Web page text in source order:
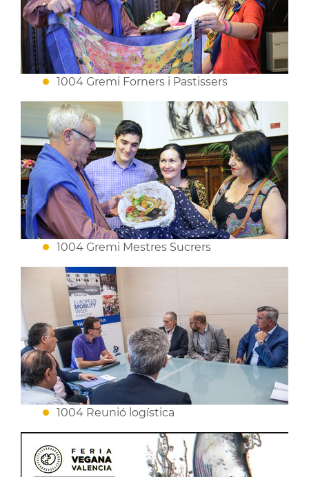
1004 Gremi Forners i Pastissers
1004 Gremi Mestres Sucrers
1004 Reunió logística